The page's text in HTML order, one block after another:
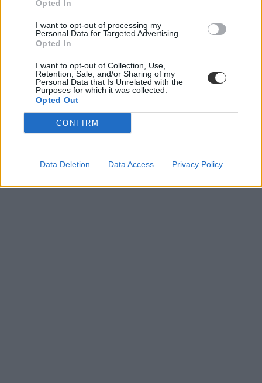
Opted In
I want to opt-out of processing my
Personal Data for Targeted Advertising.
Opted In
I want to opt-out of Collection, Use,
Retention, Sale, and/or Sharing of my
Personal Data that Is Unrelated with the
Purposes for which it was collected.
Opted Out
CONFIRM
Data Deletion Data Access Privacy Policy
német nyelv